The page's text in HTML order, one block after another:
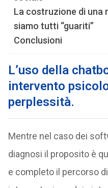
La costruzione di una
siamo tutti “guariti”
Conclusioni
L’uso della
intervento
perplessità.
Mentre nel caso dei
diagnosi il proposito è
e completo il percorso